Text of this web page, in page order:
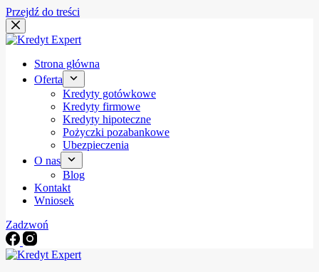
Przejdź do treści
Strona główna
Oferta
Kredyty gotówkowe
Kredyty firmowe
Kredyty hipoteczne
Pożyczki pozabankowe
Ubezpieczenia
O nas
Blog
Kontakt
Wniosek
Zadzwoń